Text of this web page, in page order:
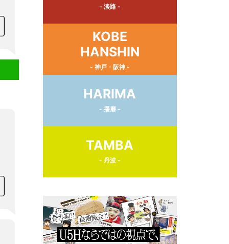
- 淡路 -
KOBE
HANSHIN
- 神戸・阪神 -
HARIMA
- 播磨 -
TAMBA
- 丹波 -